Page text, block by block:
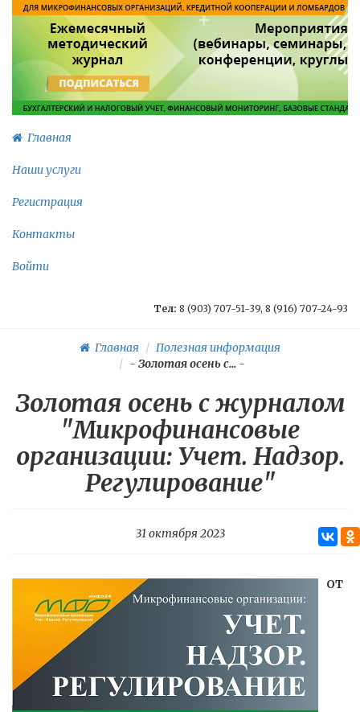
Главная
Наши услуги
Регистрация
Контакты
Войти
Тел: 8 (903) 707-51-39, 8 (916) 707-24-93
Главная
Полезная информация
- Золотая осень с... -
Золотая осень с журналом
"Микрофинансовые
организации: Учет. Надзор.
Регулирование"
31 октября 2023
ОТ